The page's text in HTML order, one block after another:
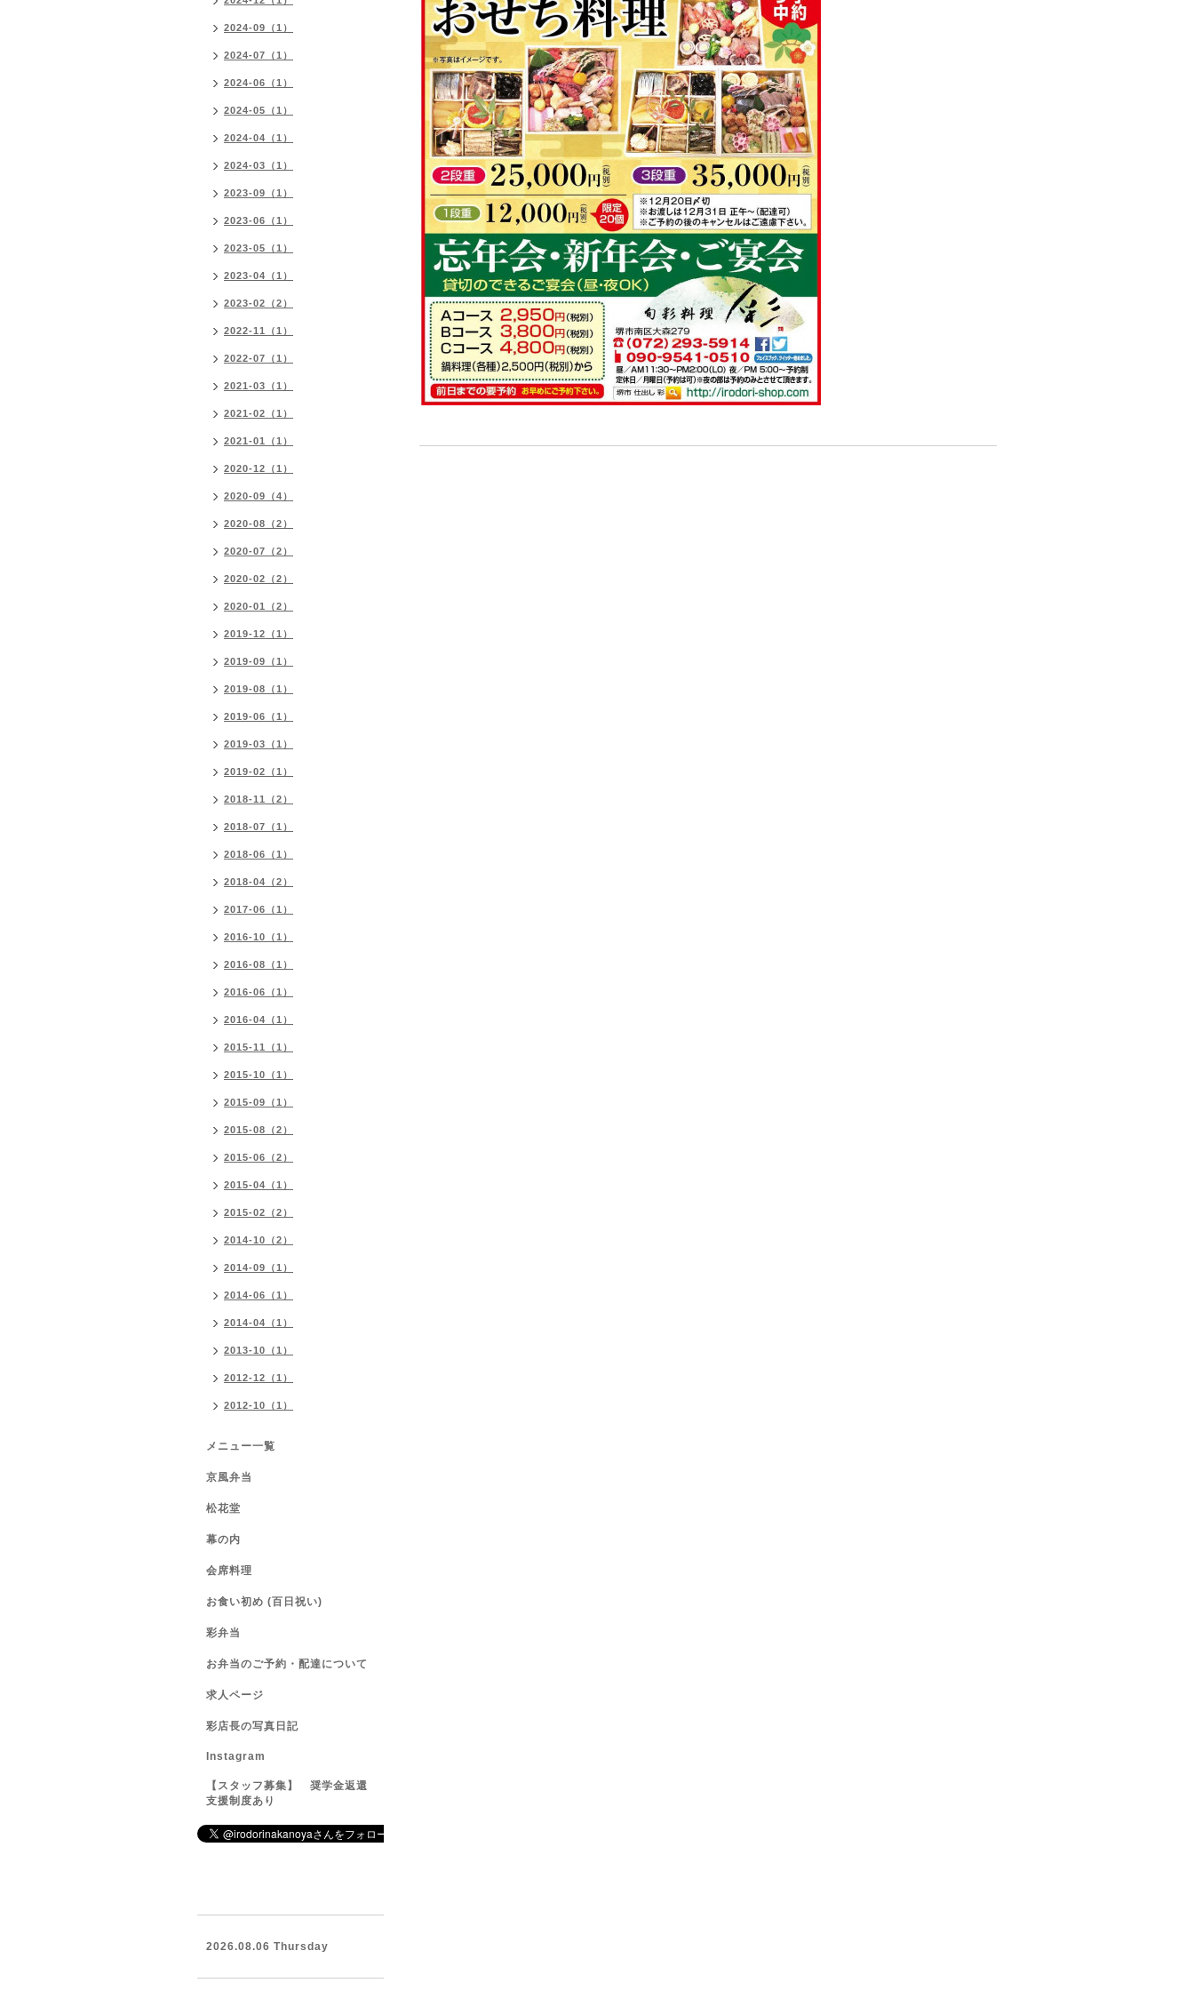
2024-09（1）
2024-07（1）
2024-06（1）
2024-05（1）
2024-04（1）
2024-03（1）
2023-09（1）
2023-06（1）
2023-05（1）
2023-04（1）
2023-02（2）
2022-11（1）
2022-07（1）
2021-03（1）
2021-02（1）
2021-01（1）
2020-12（1）
2020-09（4）
2020-08（2）
2020-07（2）
2020-02（2）
2020-01（2）
2019-12（1）
2019-09（1）
2019-08（1）
2019-06（1）
2019-03（1）
2019-02（1）
2018-11（2）
2018-07（1）
2018-06（1）
2018-04（2）
2017-06（1）
2016-10（1）
2016-08（1）
2016-06（1）
2016-04（1）
2015-11（1）
2015-10（1）
2015-09（1）
2015-08（2）
2015-06（2）
2015-04（1）
2015-02（2）
2014-10（2）
2014-09（1）
2014-06（1）
2014-04（1）
2013-10（1）
2012-12（1）
2012-10（1）
メニュー一覧
京風弁当
松花堂
幕の内
会席料理
お食い初め (百日祝い)
彩弁当
お弁当のご予約・配達について
求人ページ
彩店長の写真日記
Instagram
【スタッフ募集】 奨学金返還
支援制度あり
2026.08.06 Thursday